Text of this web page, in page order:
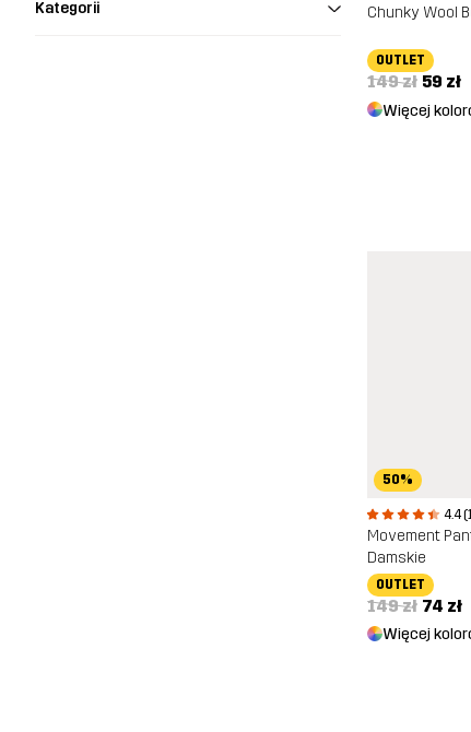
Kategorii Chunky Wool
OUTLET
149 zł 59 zł
Więcej
50%
4.4
Movement
Damskie
OUTLET
149 zł 74 zł
Więcej